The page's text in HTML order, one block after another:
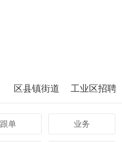
区县镇街道 工业区招聘
跟单 业务